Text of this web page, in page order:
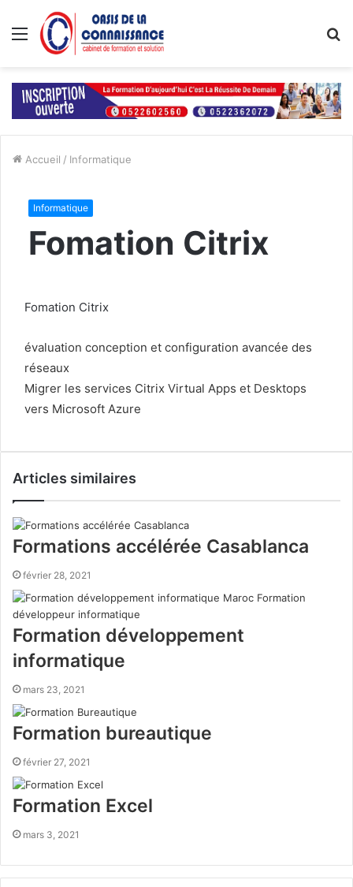
Menu
Accueil / Informatique
Informatique
Fomation Citrix
Fomation Citrix
évaluation conception et configuration avancée des
réseaux
Migrer les services Citrix Virtual Apps et Desktops
vers Microsoft Azure
Articles similaires
Formations accélérée Casablanca
février 28, 2021
Formation développement
informatique
mars 23, 2021
Formation bureautique
février 27, 2021
Formation Excel
mars 3, 2021